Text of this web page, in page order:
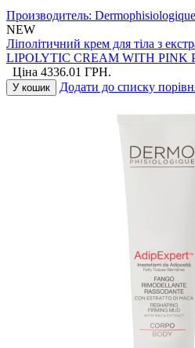
Производитель: Dermophisiologique
NEW
Ліполітичний крем для тіла з
LIPOLYTIC CREAM WITH PINK
Ціна 4336.01 ГРН.
У кошик Додати до списку